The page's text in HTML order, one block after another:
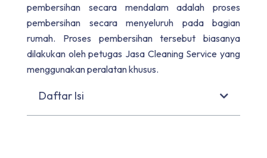
pembersihan secara mendalam adalah proses
pembersihan secara menyeluruh pada bagian
rumah. Proses pembersihan tersebut biasanya
dilakukan oleh petugas Jasa Cleaning Service yang
menggunakan peralatan khusus.
Daftar Isi